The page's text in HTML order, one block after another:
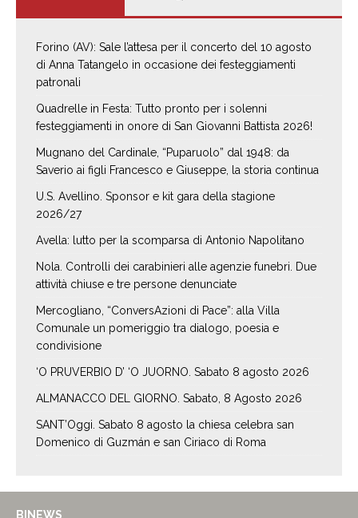
Forino (AV): Sale l’attesa per il concerto del 10 agosto
di Anna Tatangelo in occasione dei festeggiamenti
patronali
Quadrelle in Festa: Tutto pronto per i solenni
festeggiamenti in onore di San Giovanni Battista 2026!
Mugnano del Cardinale, “Puparuolo” dal 1948: da
Saverio ai figli Francesco e Giuseppe, la storia continua
U.S. Avellino. Sponsor e kit gara della stagione
2026/27
Avella: lutto per la scomparsa di Antonio Napolitano
Nola. Controlli dei carabinieri alle agenzie funebri. Due
attività chiuse e tre persone denunciate
Mercogliano, “ConversAzioni di Pace”: alla Villa
Comunale un pomeriggio tra dialogo, poesia e
condivisione
‘O PRUVERBIO D’ ‘O JUORNO. Sabato 8 agosto 2026
ALMANACCO DEL GIORNO. Sabato, 8 Agosto 2026
SANT’Oggi. Sabato 8 agosto la chiesa celebra san
Domenico di Guzmán e san Ciriaco di Roma
BINEWS